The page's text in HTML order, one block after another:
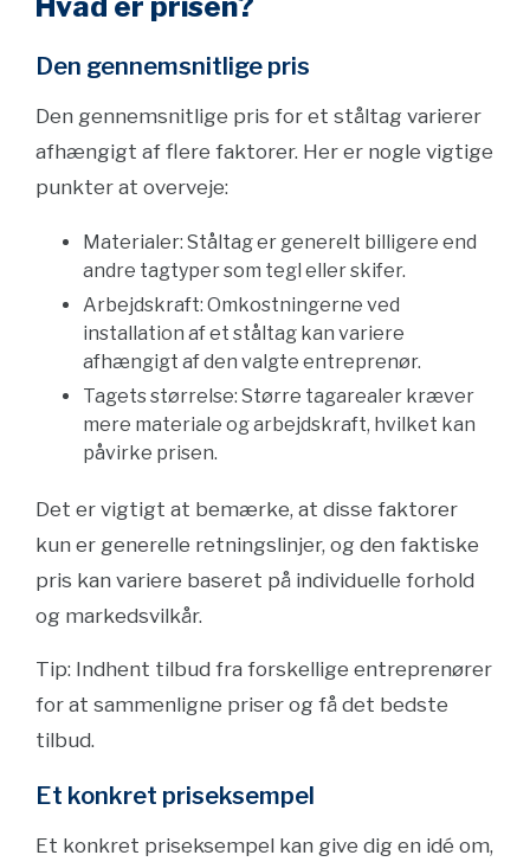
Den gennemsnitlige pris
Den gennemsnitlige pris for et ståltag varierer
afhængigt af flere faktorer. Her er nogle vigtige
punkter at overveje:
Materialer: Ståltag er generelt billigere end
andre tagtyper som tegl eller skifer.
Arbejdskraft: Omkostningerne ved
installation af et ståltag kan variere
afhængigt af den valgte entreprenør.
Tagets størrelse: Større tagarealer kræver
mere materiale og arbejdskraft, hvilket kan
påvirke prisen.
Det er vigtigt at bemærke, at disse faktorer
kun er generelle retningslinjer, og den faktiske
pris kan variere baseret på individuelle forhold
og markedsvilkår.
Tip: Indhent tilbud fra forskellige entreprenører
for at sammenligne priser og få det bedste
tilbud.
Et konkret priseksempel
Et konkret priseksempel kan give dig en idé om,